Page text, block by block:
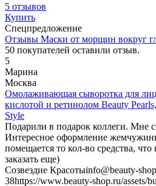
5 отзывов
Купить
Спецпредложение
Отзывы Маски от морщин вокруг
50 покупателей оставили отзыв.
5
Марина
Москва
Омолаживающая сыворотка для
кислотой и ретинолом Beauty
Style
Подарили в подарок коллеги. Мне
Интересное оформление
помещается то кол-во средства,
заказать еще)
Созвездие Красотыinfo@beauty-
38https://www.beauty-shop.ru/assets/